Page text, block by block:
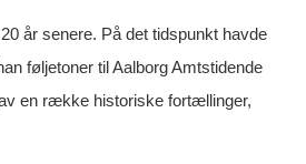
år senere. På det tidspunkt havde
føljetoner til Aalborg Amtstidende
en række historiske fortællinger,